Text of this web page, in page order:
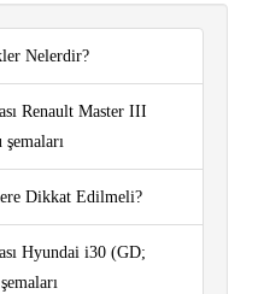
Nelerdir?
Renault Master III
Dikkat Edilmeli?
Hyundai i30 (GD;